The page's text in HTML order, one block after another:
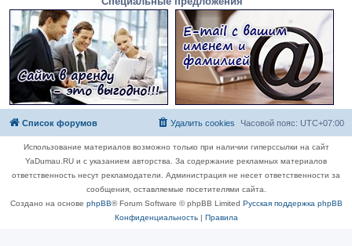
Список форумов Часовой пояс: UTC+07:00
Удалить cookies
Использование материалов возможно только при наличии гиперссылки на сайт
YaDumau.RU и с указанием авторства. За содержание рекламных материалов
ответственность несут рекламодатели. Администрация не несет ответственности за
сообщения, оставляемые посетителями сайта.
Создано на основе phpBB® Forum Software © phpBB Limited Русская поддержка phpBB
Конфиденциальность| Правила